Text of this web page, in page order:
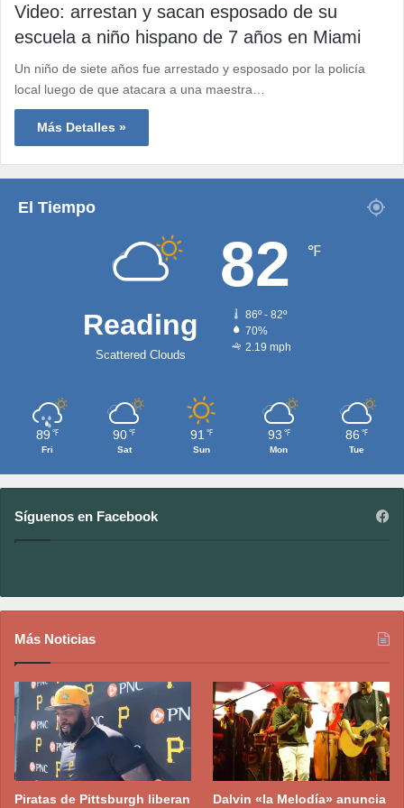
Video: arrestan y sacan esposado de su
escuela a niño hispano de 7 años en Miami
Un niño de siete años fue arrestado y esposado por la policía
local luego de que atacara a una maestra…
Más Detalles »
El Tiempo
Reading
Scattered Clouds
82 ℉
86º - 82º
70%
2.19 mph
89 ℉
Fri
90 ℉
Sat
91 ℉
Sun
93 ℉
Mon
86 ℉
Tue
Síguenos en Facebook
Más Noticias
Piratas de Pittsburgh liberan
Dalvin «la Melodía» anuncia